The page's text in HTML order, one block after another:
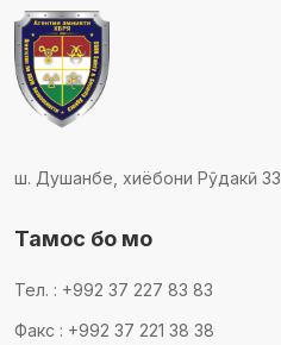
ш. Душанбе, хиёбони Рӯдакӣ 33
Тамос бо мо
Тел. : +992 37 227 83 83
Факс : +992 37 221 38 38